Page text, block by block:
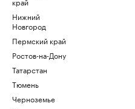
Нижний
Новгород
Пермский край
Ростов-на-Дону
Татарстан
Тюмень
Черноземье